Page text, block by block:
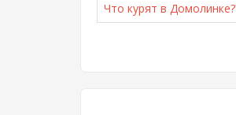
Что курят в